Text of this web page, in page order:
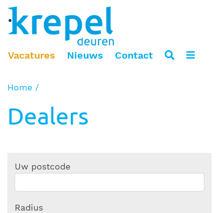
Vacatures Nieuws Contact
Home
Dealers
Uw postcode
Radius